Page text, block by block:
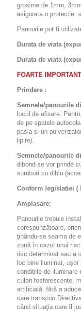
grosime de 1mm,
asigurata o protectie
Panourile pot fi
Durata de viata
Durata de viata (
FOARTE
Prindere :
Semnele/panourile
locul de afisare.
de pe spatele
pasla si un
lipire).
Semnele/panourile
dibond se vor prinde
suruburi cu diblu
Conform legislatiei (
Amplasare:
Panourile trebuie
corespunzătoare,
ţinându-se seama de
zonă în cazul unui
risc determinat sau a
loc bine iluminat,
condiţiile de iluminare
culori fosforescente,
artificială, fără a
care transpun
când situaţia care îl